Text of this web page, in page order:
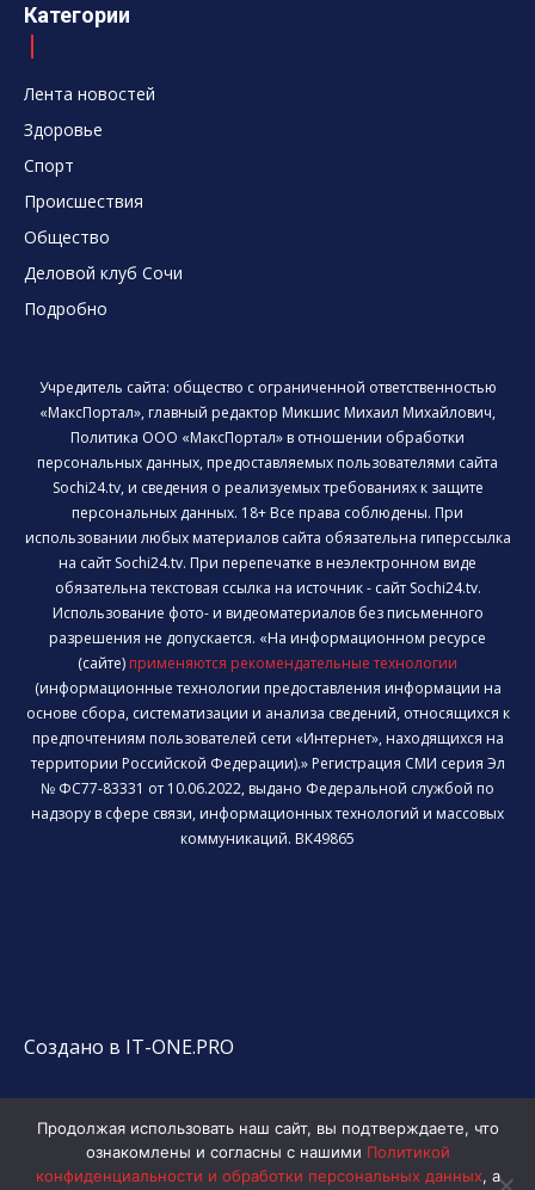
Категории
Лента новостей
Здоровье
Спорт
Происшествия
Общество
Деловой клуб Сочи
Подробно
Учредитель сайта: общество с ограниченной ответственностью
«МаксПортал», главный редактор Микшис Михаил Михайлович,
Политика ООО «МаксПортал» в отношении обработки
персональных данных, предоставляемых пользователями сайта
Sochi24.tv, и сведения о реализуемых требованиях к защите
персональных данных. 18+ Все права соблюдены. При
использовании любых материалов сайта обязательна гиперссылка
на сайт Sochi24.tv. При перепечатке в неэлектронном виде
обязательна текстовая ссылка на источник - сайт Sochi24.tv.
Использование фото- и видеоматериалов без письменного
разрешения не допускается. «На информационном ресурсе
(сайте) применяются рекомендательные технологии
(информационные технологии предоставления информации на
основе сбора, систематизации и анализа сведений, относящихся к
предпочтениям пользователей сети «Интернет», находящихся на
территории Российской Федерации).» Регистрация СМИ серия Эл
№ ФС77-83331 от 10.06.2022, выдано Федеральной службой по
надзору в сфере связи, информационных технологий и массовых
коммуникаций. ВК49865
Создано в IT-ONE.PRO
Продолжая использовать наш сайт, вы подтверждаете, что
ознакомлены и согласны с нашими Политикой
конфиденциальности и обработки персональных данных, а